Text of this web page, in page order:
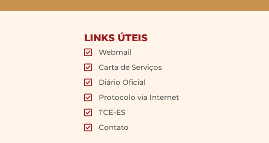
LINKS ÚTEIS
Webmail
Carta de Serviços
Diário Oficial
Protocolo via Internet
TCE-ES
Contato